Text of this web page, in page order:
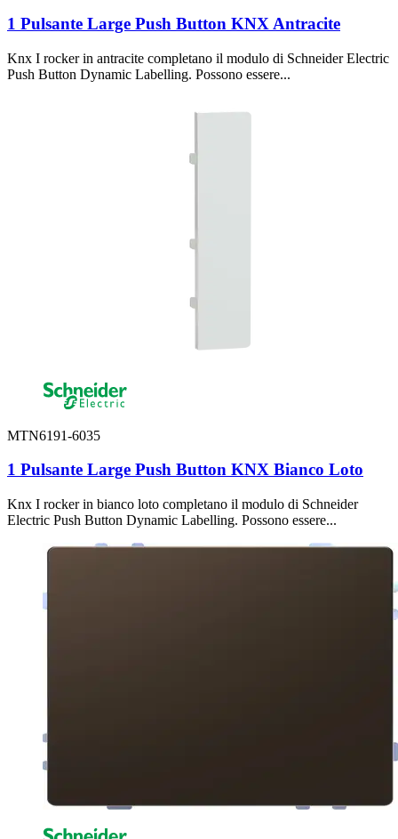
1 Pulsante Large Push Button KNX Antracite
Knx I rocker in antracite completano il modulo di Schneider Electric
Push Button Dynamic Labelling. Possono essere...
MTN6191-6035
1 Pulsante Large Push Button KNX Bianco Loto
Knx I rocker in bianco loto completano il modulo di Schneider
Electric Push Button Dynamic Labelling. Possono essere...